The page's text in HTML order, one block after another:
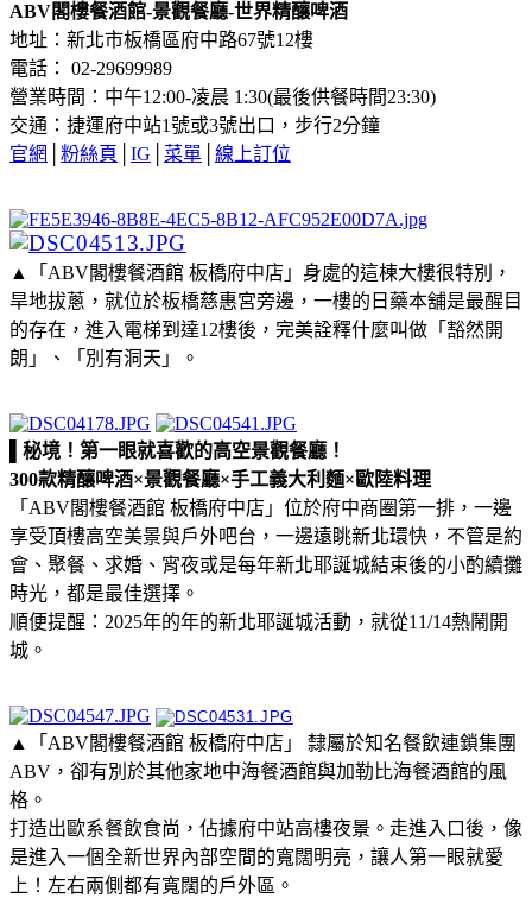
ABV閣樓餐酒館-景觀餐廳-世界精釀啤酒
地址：新北市板橋區府中路67號12樓
電話： 02-29699989
營業時間：中午12:00-凌晨 1:30(最後供餐時間23:30)
交通：捷運府中站1號或3號出口，步行2分鐘
官網
粉絲頁 IG 菜單 線上訂位
▲「ABV閣樓餐酒館 板橋府中店」身處的這棟大樓很特別，
旱地拔蔥，就位於板橋慈惠宮旁邊，一樓的日藥本舖是最醒目
的存在，進入電梯到達12樓後，完美詮釋什麼叫做「豁然開
朗」、「別有洞天」。
▌秘境！第一眼就喜歡的高空景觀餐廳！
300款精釀啤酒×景觀餐廳×手工義大利麵×歐陸料理
「ABV閣樓餐酒館 板橋府中店」位於府中商圈第一排，一邊
享受頂樓高空美景與戶外吧台，一邊遠眺新北環快，不管是約
會、聚餐、求婚、宵夜或是每年新北耶誕城結束後的小酌續攤
時光，都是最佳選擇。
順便提醒：2025年的年的新北耶誕城活動，就從11/14熱鬧開
城。
▲「ABV閣樓餐酒館 板橋府中店」 隸屬於知名餐飲連鎖集團
ABV，卻有別於其他家地中海餐酒館與加勒比海餐酒館的風
格。
打造出歐系餐飲食尚，佔據府中站高樓夜景。走進入口後，像
是進入一個全新世界內部空間的寬闊明亮，讓人第一眼就愛
上！左右兩側都有寬闊的戶外區。